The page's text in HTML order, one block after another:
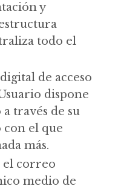
y
todo el
de acceso
dispone
través de su
el que
más.
el correo
medio de